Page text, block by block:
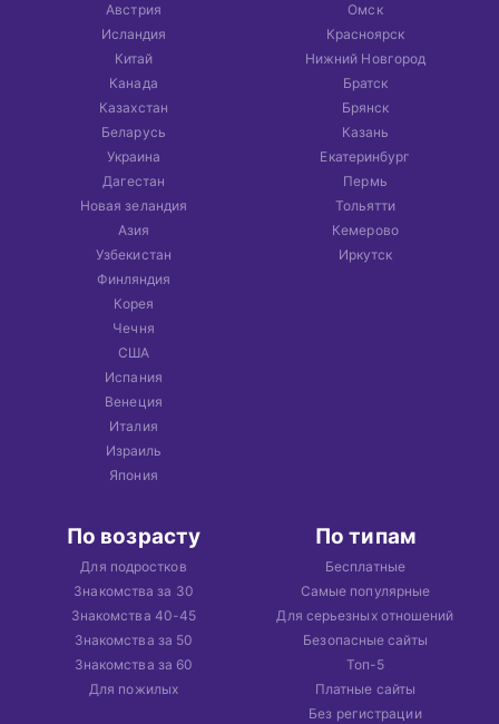
Австрия
Исландия
Китай
Канада
Казахстан
Беларусь
Украина
Дагестан
Новая зеландия
Азия
Узбекистан
Финляндия
Корея
Чечня
США
Испания
Венеция
Италия
Израиль
Япония
Омск
Красноярск
Нижний Новгород
Братск
Брянск
Казань
Екатеринбург
Пермь
Тольятти
Кемерово
Иркутск
По возрасту
Для подростков
Знакомства за 30
Знакомства 40-45
Знакомства за 50
Знакомства за 60
Для пожилых
По типам
Бесплатные
Самые популярные
Для серьезных отношений
Безопасные сайты
Топ-5
Платные сайты
Без регистрации